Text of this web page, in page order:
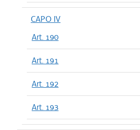
CAPO IV
Art. 190
Art. 191
Art. 192
Art. 193